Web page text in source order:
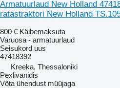
Armatuurlaud New Holland
ratastraktori New Holland
800 € Käibemaksuta
Varuosa - armatuurlaud
Seisukord uus
47418392
Kreeka, Thessaloniki
Pexlivanidis
Võta ühendust müüjaga